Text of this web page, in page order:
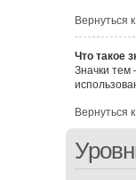
Вернуться
Что такое
Значки
Вернуться